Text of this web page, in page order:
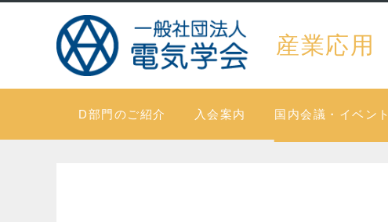
産業応用
D部門のご紹介 入会案内 国内会議・イベント